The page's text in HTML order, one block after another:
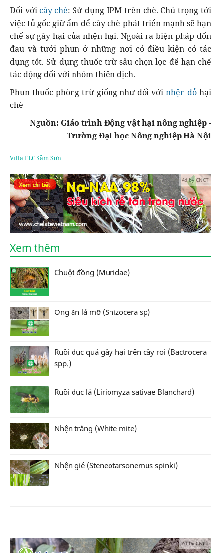
Đối với cây chè: Sử dụng IPM trên chè. Chú trọng tới
việc tủ gốc giữ ẩm để cây chè phát triển mạnh sẽ hạn
chế sự gây hại của nhện hại. Ngoài ra biện pháp đốn
đau và tưới phun ở những nơi có điều kiện có tác
dụng tốt. Sử dụng thuốc trừ sâu chọn lọc để hạn chế
tác động đối với nhóm thiên địch.
Phun thuốc phòng trừ giống như đối vớinhện đỏ hại
chè
Nguồn: Giáo trình Động vật hại nông nghiệp -
Trường Đại học Nông nghiệp Hà Nội
Villa FLC Sầm Sơn
Ad by CNCT
Xem thêm
Chuột đồng (Muridae)
Ong ăn lá mỡ (Shizocera sp)
Ruồi đục quả gây hại trên cây roi (Bactrocera
spp.)
Ruồi đục lá (Liriomyza sativae Blanchard)
Nhện trắng (White mite)
Nhện gié (Steneotarsonemus spinki)
Ad by CNCT